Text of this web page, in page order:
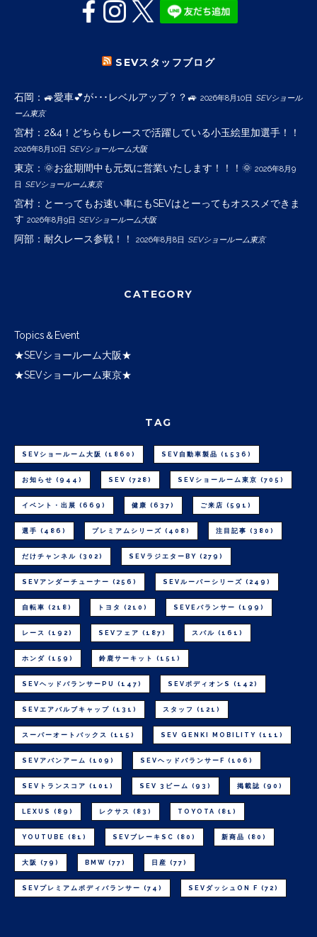
SEVスタッフブログ
石岡：🚙愛車💕が･･･レベルアップ？？🚙 2026年8月10日 SEVショール
ーム東京
宮村：2&4！どちらもレースで活躍している小玉絵里加選手！！
2026年8月10日 SEVショールーム大阪
東京：🌞お盆期間中も元気に営業いたします！！！🌞 2026年8月9
日 SEVショールーム東京
宮村：とーってもお速い車にもSEVはとーってもオススメできま
す 2026年8月9日 SEVショールーム大阪
阿部：耐久レース参戦！！ 2026年8月8日 SEVショールーム東京
CATEGORY
Topics＆Event
★SEVショールーム大阪★
★SEVショールーム東京★
TAG
SEVショールーム大阪 (1860) SEV自動車製品 (1536)
お知らせ (944) SEV (728) SEVショールーム東京 (705)
イベント・出展 (669) 健康 (637) ご来店 (591)
選手 (486) プレミアムシリーズ (408) 注目記事 (380)
だけチャンネル (302) SEVラジエターBY (279)
SEVアンダーチューナー (256) SEVルーパーシリーズ (249)
自転車 (218) トヨタ (210) SEVEバランサー (199)
レース (192) SEVフェア (187) スバル (161)
ホンダ (159) 鈴鹿サーキット (151)
SEVヘッドバランサーPU (147) SEVボディオンS (142)
SEVエアバルブキャップ (131) スタッフ (121)
スーパーオートバックス (115) SEV GENKI MOBILITY (111)
SEVアバンアーム (109) SEVヘッドバランサーF (106)
SEVトランスコア (101) SEV 3ビーム (93) 掲載誌 (90)
LEXUS (89) レクサス (83) TOYOTA (81)
YOUTUBE (81) SEVブレーキSC (80) 新商品 (80)
大阪 (79) BMW (77) 日産 (77)
SEVプレミアムボディバランサー (74) SEVダッシュON F (72)